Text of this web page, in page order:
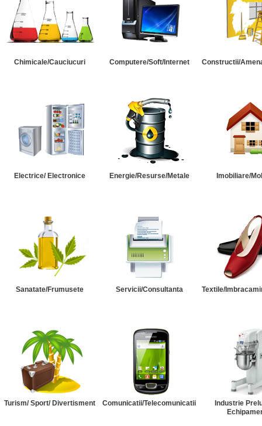
Chimicale/Cauciucuri Computere/Soft/Internet Constructii/
Electrice/ Electronice Energie/Resurse/Metale Imobiliare/
Sanatate/Frumusete Servicii/Consultanta Textile/
Turism/ Sport/ Divertisment Comunicatii/Telecomunicatii
Industrie